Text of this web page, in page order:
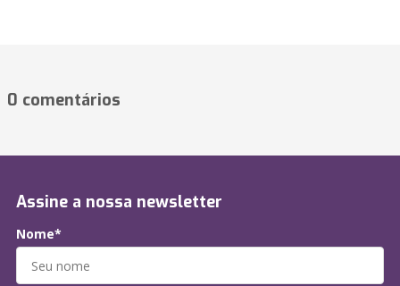
0 comentários
Assine a nossa newsletter
Nome*